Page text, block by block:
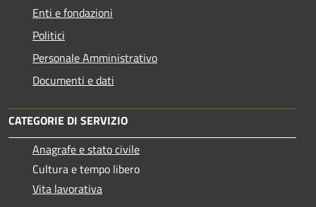
Enti e fondazioni
Politici
Personale Amministrativo
Documenti e dati
CATEGORIE DI SERVIZIO
Anagrafe e stato civile
Cultura e tempo libero
Vita lavorativa